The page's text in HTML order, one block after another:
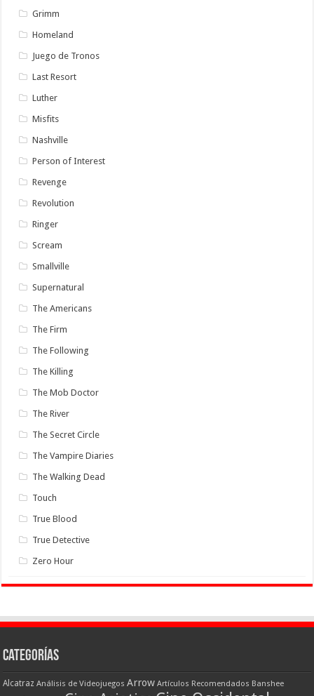
Grimm
Homeland
Juego de Tronos
Last Resort
Luther
Misfits
Nashville
Person of Interest
Revenge
Revolution
Ringer
Scream
Smallville
Supernatural
The Americans
The Firm
The Following
The Killing
The Mob Doctor
The River
The Secret Circle
The Vampire Diaries
The Walking Dead
Touch
True Blood
True Detective
Zero Hour
Categorías
Alcatraz Análisis de Videojuegos Arrow Artículos Recomendados Banshee